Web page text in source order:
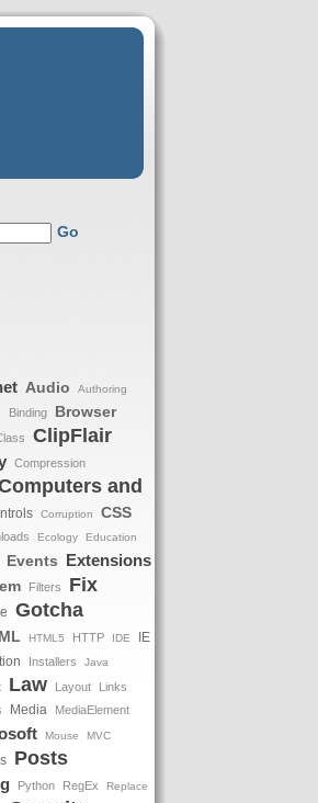
Go
Audio Authoring
Binding Browser
ClipFlair
Compression
and
Corruption CSS
Ecology Education
Events Extensions
Filters Fix
Gotcha
HTML5 HTTP IDE IE
Installers Java
Law Layout Links
Media MediaElement
Mouse MVC
Posts
Python RegEx Replace